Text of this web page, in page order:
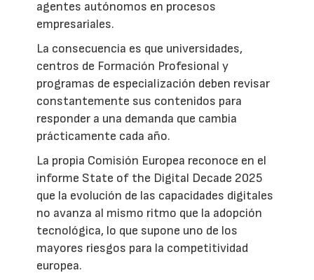
agentes autónomos en procesos
empresariales.
La consecuencia es que universidades,
centros de Formación Profesional y
programas de especialización deben revisar
constantemente sus contenidos para
responder a una demanda que cambia
prácticamente cada año.
La propia Comisión Europea reconoce en el
informe State of the Digital Decade 2025
que la evolución de las capacidades digitales
no avanza al mismo ritmo que la adopción
tecnológica, lo que supone uno de los
mayores riesgos para la competitividad
europea.